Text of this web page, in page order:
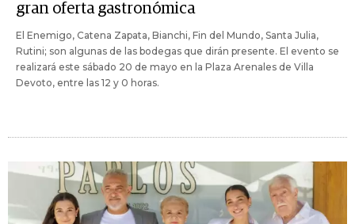
gran oferta gastronómica
El Enemigo, Catena Zapata, Bianchi, Fin del Mundo, Santa Julia,
Rutini; son algunas de las bodegas que dirán presente. El evento se
realizará este sábado 20 de mayo en la Plaza Arenales de Villa
Devoto, entre las 12 y 0 horas.